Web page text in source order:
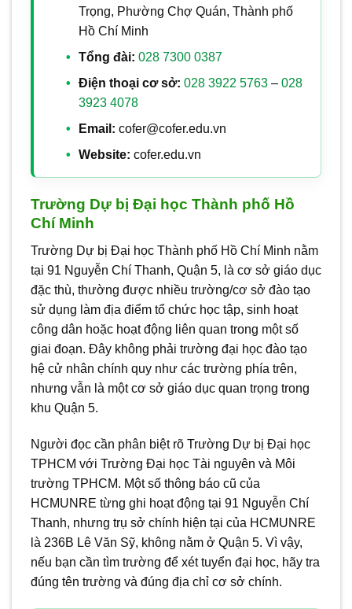
Trọng, Phường Chợ Quán, Thành phố
Hồ Chí Minh
Tổng đài: 028 7300 0387
Điện thoại cơ sở: 028 3922 5763– 028
3923 4078
Email: cofer@cofer.edu.vn
Website: cofer.edu.vn
Trường Dự bị Đại học Thành phố Hồ
Chí Minh
Trường Dự bị Đại học Thành phố Hồ Chí Minh nằm
tại 91 Nguyễn Chí Thanh, Quận 5, là cơ sở giáo dục
đặc thù, thường được nhiều trường/cơ sở đào tạo
sử dụng làm địa điểm tổ chức học tập, sinh hoạt
công dân hoặc hoạt động liên quan trong một số
giai đoạn. Đây không phải trường đại học đào tạo
hệ cử nhân chính quy như các trường phía trên,
nhưng vẫn là một cơ sở giáo dục quan trọng trong
khu Quận 5.
Người đọc cần phân biệt rõ Trường Dự bị Đại học
TPHCM với Trường Đại học Tài nguyên và Môi
trường TPHCM. Một số thông báo cũ của
HCMUNRE từng ghi hoạt động tại 91 Nguyễn Chí
Thanh, nhưng trụ sở chính hiện tại của HCMUNRE
là 236B Lê Văn Sỹ, không nằm ở Quận 5. Vì vậy,
nếu bạn cần tìm trường để xét tuyển đại học, hãy tra
đúng tên trường và đúng địa chỉ cơ sở chính.